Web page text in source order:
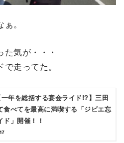
。
気が・・・
走ってた。
一年を総括する宴会ライド!?】三田
食べてを最高に満喫する「ジビエ忘
ド」開催！！